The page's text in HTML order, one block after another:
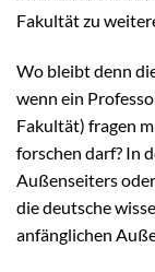
Fakultät zu
Wo bleibt denn
wenn ein
Fakultät) fragen
forschen darf? In
Außenseiters
die deutsche
anfänglichen